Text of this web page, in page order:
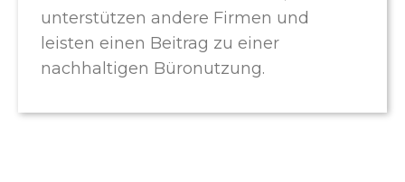
unterstützen andere Firmen und
leisten einen Beitrag zu einer
nachhaltigen Büronutzung.